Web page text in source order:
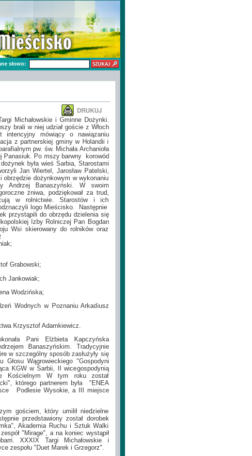
słowo:
Michałowskie i Gminne Dożynki.
brali w niej udział goście z Włoch
mówiący o nawiązaniu
z partnerskiej gminy w Holandii i
pw. św. Michała Archanioła
Panasiuk. Po mszy barwny
korowód
była wieś Sarbia, Starostami
Jan Wiertel, Jarosław Patelski,
obrzędzie dożynkowym w wykonaniu
Andrzej Banaszyński. W swoim
żniwa, podziękował za trud,
w rolnictwie. Starostów i ich
logo Mieścisko.
Następnie
przystąpili do obrzędu dzielenia się
Izby Rolniczej Pan Bogdan
Wsi skierowany do rolników oraz
Grabowski;
Jankowiak;
Wodzińska;
Wodnych w Poznaniu Arkadiusz
Krzysztof Adamkiewicz.
Pani Elżbieta Kapczyńska
Banaszyńskim. Tradycyjnie
w szczególny sposób zasłużyły się
Wągrowieckiego "Gospodyni
KGW w Sarbii, II wicegospodynią
Kościelnym W tym roku został
którego partnerem była
"ENEA
Podlesie Wysokie, a III miejsce
gościem, który umilił niedzielne
przedstawiony został dorobek
Akademia Ruchu i Sztuk Walki
"Mirage", a na koniec wystąpił
XXXIX Targi Michałowskie i
zespołu "Duet Marek i Grzegorz".